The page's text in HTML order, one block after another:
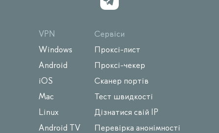
VPN
Windows
Android
iOS
Mac
Linux
Android TV
Сервіси
Проксі-лист
Проксі-чекер
Сканер портів
Тест швидкості
Дізнатися свій IP
Перевірка анонімності